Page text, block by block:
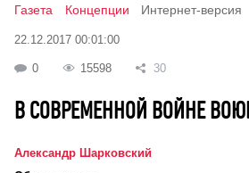
Газета Концепции Интернет-версия
22.12.2017 00:01:00
0 15598 30
В СОВРЕМЕННОЙ ВОЙНЕ
Александр Шарковский